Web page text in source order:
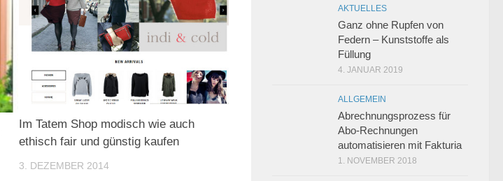
Im Tatem Shop modisch wie auch
ethisch fair und günstig kaufen
3. DEZEMBER 2014
AKTUELLES
Ganz ohne Rupfen von
Federn – Kunststoffe als
Füllung
4. JANUAR 2019
ALLGEMEIN
Abrechnungsprozess für
Abo-Rechnungen
automatisieren mit Fakturia
1. NOVEMBER 2018